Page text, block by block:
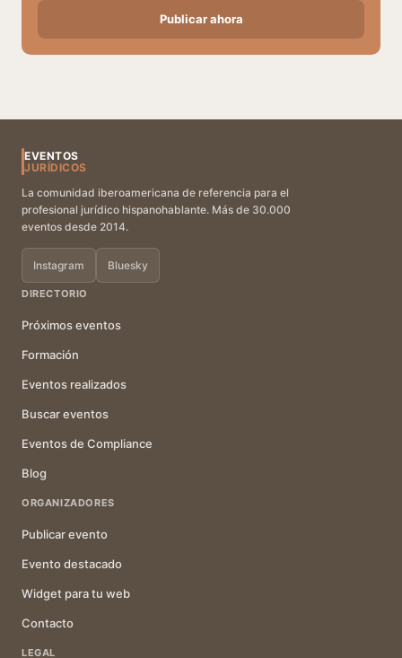
Publicar ahora
EVENTOS
JURÍDICOS
La comunidad iberoamericana de referencia para el
profesional jurídico hispanohablante. Más de 30.000
eventos desde 2014.
Instagram Bluesky
DIRECTORIO
Próximos eventos
Formación
Eventos realizados
Buscar eventos
Eventos de Compliance
Blog
ORGANIZADORES
Publicar evento
Evento destacado
Widget para tu web
Contacto
LEGAL